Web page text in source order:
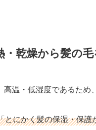
・乾燥から髪の
高温・低湿度であるため
とにかく髪の保湿・保護